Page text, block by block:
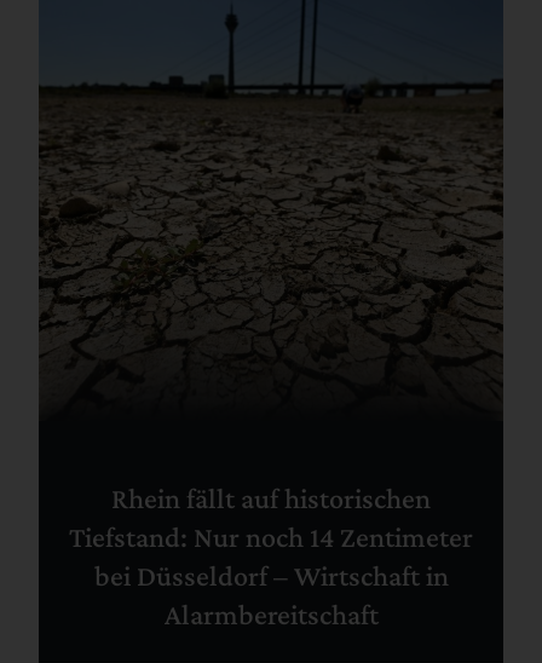
Rhein fällt auf historischen
Tiefstand: Nur noch 14 Zentimeter
bei Düsseldorf – Wirtschaft in
Alarmbereitschaft